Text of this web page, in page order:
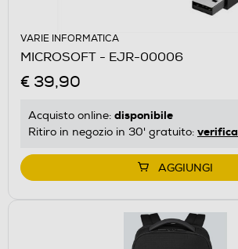
VARIE INFORMATICA
MICROSOFT - EJR-00006
€ 39,90
Acquisto online: disponibile
Ritiro in negozio in 30' gratuito: verifica
AGGIUNGI